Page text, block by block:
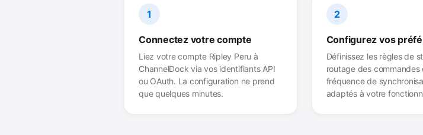
1
Connectez votre compte
Liez votre compte Ripley Peru à
ChannelDock via vos identifiants API
ou OAuth. La configuration ne prend
que quelques minutes.
2
Configurez vos
Définissez les règles de
routage des commandes
fréquence de
adaptés à votre